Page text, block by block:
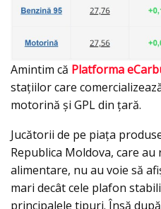
Amintim că Platforma
staţiilor care
motorină şi GPL din ţară.
Jucătorii de pe piaţa
Republica Moldova, care au
alimentare, nu au voie să
mari decât cele plafon
principalele tipuri. Însă